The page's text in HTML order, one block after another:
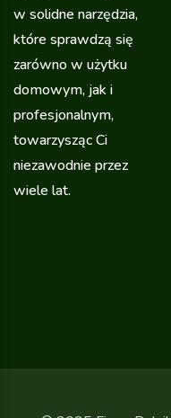
w solidne narzędzia,
które sprawdzą się
zarówno w użytku
domowym, jak i
profesjonalnym,
towarzysząc Ci
niezawodnie przez
wiele lat.